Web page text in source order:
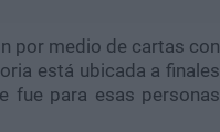
por medio de cartas con
está ubicada a finales
fue para esas personas